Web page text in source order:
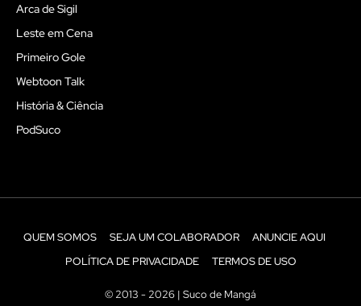
Arca de Sigil
Leste em Cena
Primeiro Gole
Webtoon Talk
História & Ciência
PodSuco
QUEM SOMOS SEJA UM COLABORADOR
ANUNCIE AQUI
POLÍTICA DE PRIVACIDADE
TERMOS DE USO
© 2013 - 2026 | Suco de Mangá